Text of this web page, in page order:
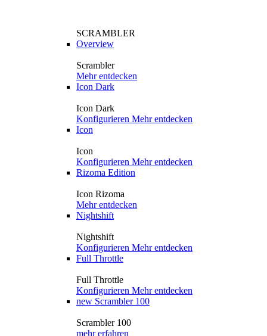
SCRAMBLER
Overview
Scrambler
Mehr entdecken
Icon Dark
Icon Dark
Konfigurieren Mehr entdecken
Icon
Icon
Konfigurieren Mehr entdecken
Rizoma Edition
Icon Rizoma
Mehr entdecken
Nightshift
Nightshift
Konfigurieren Mehr entdecken
Full Throttle
Full Throttle
Konfigurieren Mehr entdecken
new Scrambler 100
Scrambler 100
mehr erfahren